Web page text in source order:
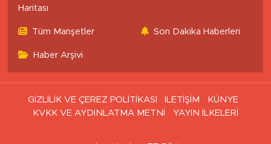
Haritası
Tüm Manşetler Son Dakika Haberleri
Haber Arşivi
GİZLİLİK VE ÇEREZ POLİTİKASI İLETİŞİM
KÜNYE
KVKK VE AYDINLATMA METNİ
YAYIN İLKELERİ